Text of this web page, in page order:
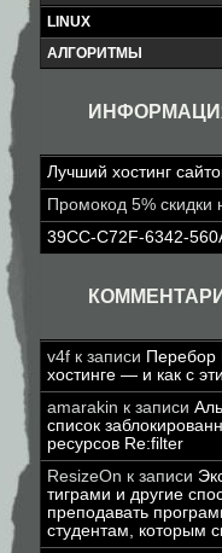
LINUX
АЛГОРИТМЫ
Лучший хостинг
Промокод 5% скидки
39CC-C72F-6342-
v4f к записи Перебор
хостинге — и как с
amarakin к записи
список
ресурсов Re:filter
ResizeOn к записи
тиграми и другие
преподавать
студентам, которым